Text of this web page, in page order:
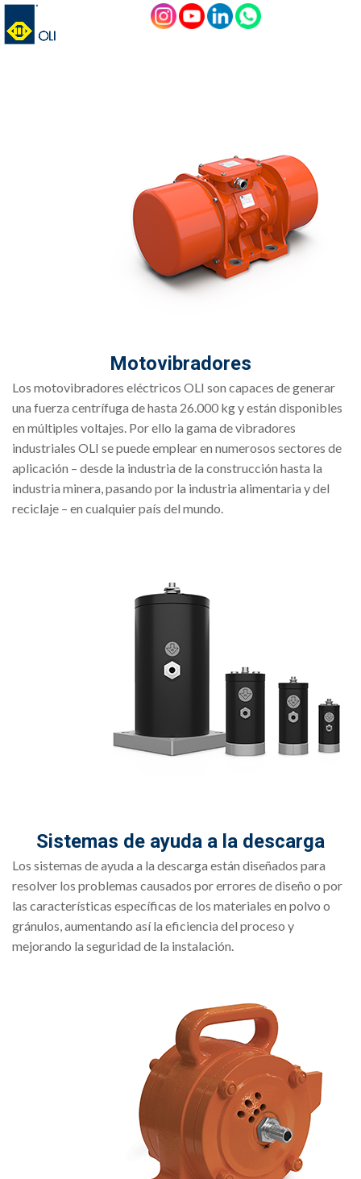
Motovibradores
Los motovibradores eléctricos OLI son capaces de generar
una fuerza centrífuga de hasta 26.000 kg y están disponibles
en múltiples voltajes. Por ello la gama de vibradores
industriales OLI se puede emplear en numerosos sectores de
aplicación – desde la industria de la construcción hasta la
industria minera, pasando por la industria alimentaria y del
reciclaje – en cualquier país del mundo.
Sistemas de ayuda a la descarga
Los sistemas de ayuda a la descarga están diseñados para
resolver los problemas causados por errores de diseño o por
las características específicas de los materiales en polvo o
gránulos, aumentando así la eficiencia del proceso y
mejorando la seguridad de la instalación.